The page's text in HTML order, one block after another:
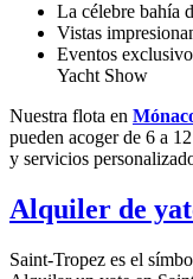
La célebre bahía
Vistas
Eventos
Yacht Show
Nuestra flota en
pueden acoger de 6 a
y servicios
Alquiler de
Saint-Tropez es el